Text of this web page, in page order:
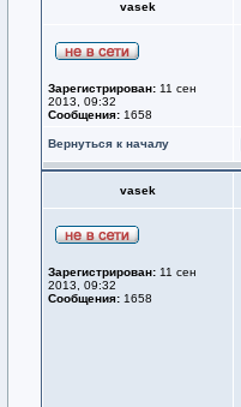
vasek
Зарегистрирован: 11 сен
2013, 09:32
Сообщения: 1658
Вернуться к началу
vasek
Зарегистрирован: 11 сен
2013, 09:32
Сообщения: 1658